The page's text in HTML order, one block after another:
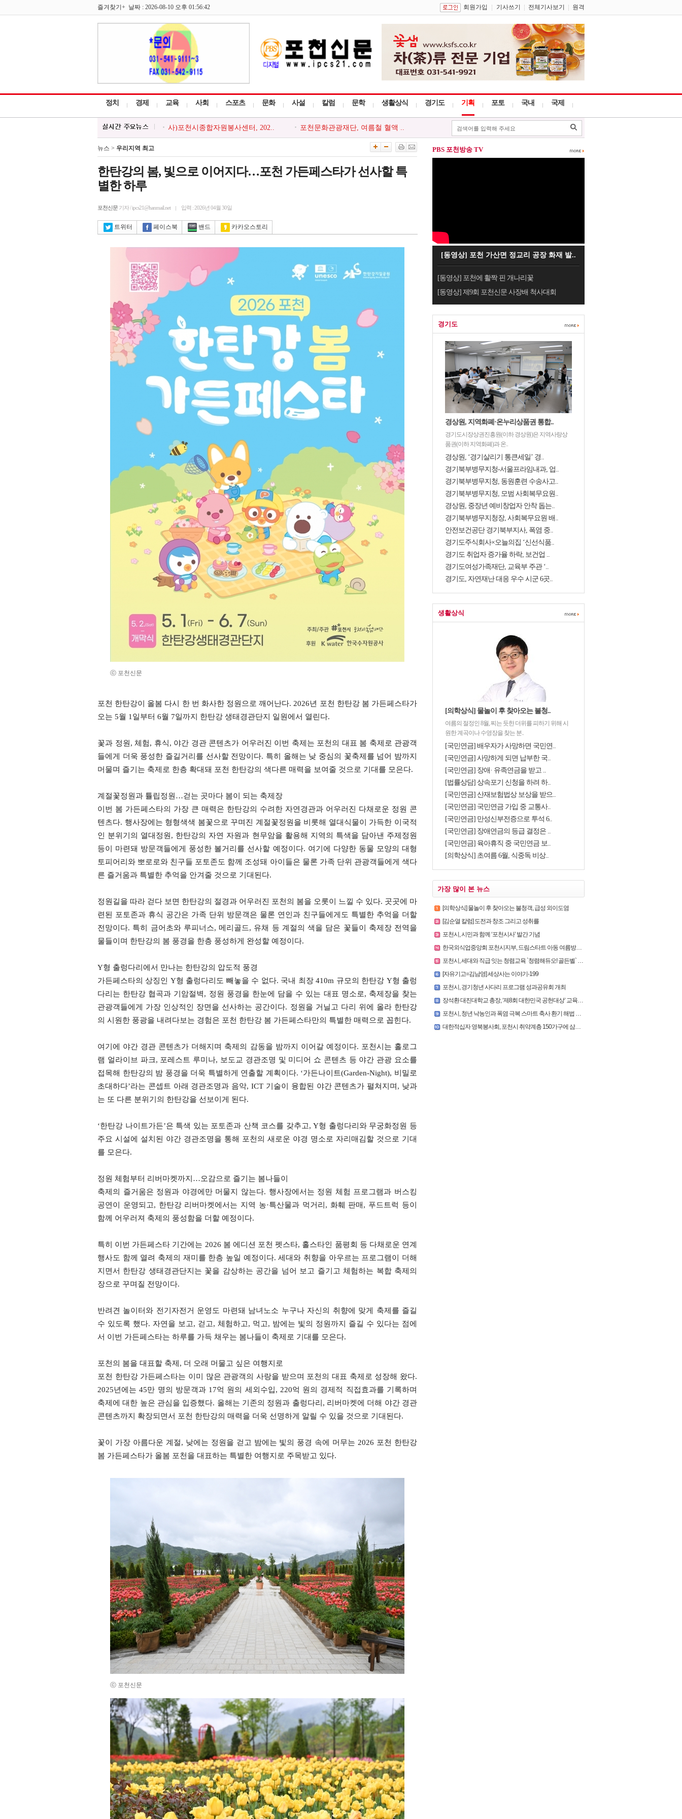
즐겨찾기+ 날짜 : 2026-08-10 오후 01:56:42 회원가입 기사쓰기 전체기사보기 원격
정치 경제 교육 사회 스포츠 문화 사설 칼럼 문학 생활상식 경기도 기획 포토 국내 국제
사)포천시종합자원봉사센터, 202..
포천문화관광재단, 여름철 혈액 ..
포천청소년문화의집 청소년방과..
포천시청소년재단, `2026년 포천..
포천시 우금1리 경로당, 2026년 ..
포천시 이동노동자쉼터, 이륜차 ..
더 큰 행복 포천시가족센터, 다..
더 큰 행복 포천시가족센터, 국..
포천시보건소, ‘찾아가는 경로..
뉴스 > 우리지역 최고
한탄강의 봄, 빛으로 이어지다…포천 가든페스타가 선사할 특
별한 하루
포천신문 기자 / ipcs21@hanmail.net 입력 : 2026년 04월 30일
트위터 페이스북 밴드 카카오스토리
ⓒ 포천신문
포천 한탄강이 올봄 다시 한 번 화사한 정원으로 깨어난다. 2026년 포천 한탄강 봄 가든페스타가
오는 5월 1일부터 6월 7일까지 한탄강 생태경관단지 일원에서 열린다.
꽃과 정원, 체험, 휴식, 야간 경관 콘텐츠가 어우러진 이번 축제는 포천의 대표 봄 축제로 관광객
들에게 더욱 풍성한 즐길거리를 선사할 전망이다. 특히 올해는 낮 중심의 꽃축제를 넘어 밤까지
머물며 즐기는 축제로 한층 확대돼 포천 한탄강의 색다른 매력을 보여줄 것으로 기대를 모은다.
계절꽃정원과 튤립정원…걷는 곳마다 봄이 되는 축제장
이번 봄 가든페스타의 가장 큰 매력은 한탄강의 수려한 자연경관과 어우러진 다채로운 정원 콘
텐츠다. 행사장에는 형형색색 봄꽃으로 꾸며진 계절꽃정원을 비롯해 열대식물이 가득한 이국적
인 분위기의 열대정원, 한탄강의 자연 자원과 현무암을 활용해 지역의 특색을 담아낸 주제정원
등이 마련돼 방문객들에게 풍성한 볼거리를 선사할 예정이다. 여기에 다양한 동물 모양의 대형
토피어리와 뽀로로와 친구들 포토존도 함께 조성돼 아이들은 물론 가족 단위 관광객들에게 색다
른 즐거움과 특별한 추억을 안겨줄 것으로 기대된다.
정원길을 따라 걷다 보면 한탄강의 절경과 어우러진 포천의 봄을 오롯이 느낄 수 있다. 곳곳에 마
련된 포토존과 휴식 공간은 가족 단위 방문객은 물론 연인과 친구들에게도 특별한 추억을 더할
전망이다. 특히 금어초와 루피너스, 메리골드, 유채 등 계절의 색을 담은 꽃들이 축제장 전역을
물들이며 한탄강의 봄 풍경을 한층 풍성하게 완성할 예정이다.
Y형 출렁다리에서 만나는 한탄강의 압도적 풍경
가든페스타의 상징인 Y형 출렁다리도 빼놓을 수 없다. 국내 최장 410m 규모의 한탄강 Y형 출렁
다리는 한탄강 협곡과 기암절벽, 정원 풍경을 한눈에 담을 수 있는 대표 명소로, 축제장을 찾는
관광객들에게 가장 인상적인 장면을 선사하는 공간이다. 정원을 거닐고 다리 위에 올라 한탄강
의 시원한 풍광을 내려다보는 경험은 포천 한탄강 봄 가든페스타만의 특별한 매력으로 꼽힌다.
여기에 야간 경관 콘텐츠가 더해지며 축제의 감동을 밤까지 이어갈 예정이다. 포천시는 홀로그
램 얼라이브 파크, 포레스트 루미나, 보도교 경관조명 및 미디어 쇼 콘텐츠 등 야간 관광 요소를
접목해 한탄강의 밤 풍경을 더욱 특별하게 연출할 계획이다. ‘가든나이트(Garden-Night), 비밀로
초대하다’라는 콘셉트 아래 경관조명과 음악, ICT 기술이 융합된 야간 콘텐츠가 펼쳐지며, 낮과
는 또 다른 분위기의 한탄강을 선보이게 된다.
‘한탄강 나이트가든’은 특색 있는 포토존과 산책 코스를 갖추고, Y형 출렁다리와 무궁화정원 등
주요 시설에 설치된 야간 경관조명을 통해 포천의 새로운 야경 명소로 자리매김할 것으로 기대
를 모은다.
정원 체험부터 리버마켓까지…오감으로 즐기는 봄나들이
축제의 즐거움은 정원과 야경에만 머물지 않는다. 행사장에서는 정원 체험 프로그램과 버스킹
공연이 운영되고, 한탄강 리버마켓에서는 지역 농·특산물과 먹거리, 화훼 판매, 푸드트럭 등이
함께 어우러져 축제의 풍성함을 더할 예정이다.
특히 이번 가든페스타 기간에는 2026 봄 에디션 포천 펫스타, 홀스타인 품평회 등 다채로운 연계
행사도 함께 열려 축제의 재미를 한층 높일 예정이다. 세대와 취향을 아우르는 프로그램이 더해
지면서 한탄강 생태경관단지는 꽃을 감상하는 공간을 넘어 보고 즐기고 체험하는 복합 축제의
장으로 꾸며질 전망이다.
반려견 놀이터와 전기자전거 운영도 마련돼 남녀노소 누구나 자신의 취향에 맞게 축제를 즐길
수 있도록 했다. 자연을 보고, 걷고, 체험하고, 먹고, 밤에는 빛의 정원까지 즐길 수 있다는 점에
서 이번 가든페스타는 하루를 가득 채우는 봄나들이 축제로 기대를 모은다.
포천의 봄을 대표할 축제, 더 오래 머물고 싶은 여행지로
포천 한탄강 가든페스타는 이미 많은 관광객의 사랑을 받으며 포천의 대표 축제로 성장해 왔다.
2025년에는 45만 명의 방문객과 17억 원의 세외수입, 220억 원의 경제적 직접효과를 기록하며
축제에 대한 높은 관심을 입증했다. 올해는 기존의 정원과 출렁다리, 리버마켓에 더해 야간 경관
콘텐츠까지 확장되면서 포천 한탄강의 매력을 더욱 선명하게 알릴 수 있을 것으로 기대된다.
꽃이 가장 아름다운 계절, 낮에는 정원을 걷고 밤에는 빛의 풍경 속에 머무는 2026 포천 한탄강
봄 가든페스타가 올봄 포천을 대표하는 특별한 여행지로 주목받고 있다.
ⓒ 포천신문
PBS 포천방송 TV
[동영상] 포천 가산면 정교리 공장 화재 발..
[동영상] 포천에 활짝 핀 개나리꽃
[동영상] 제9회 포천신문 사장배 척사대회
경기도
경상원, 지역화폐·온누리상품권 통합..
경기도시장상권진흥원(이하 경상원)은 지역사랑상
품권(이하 지역화폐)과 온..
경상원, ‘경기살리기 통큰세일’ 경..
경기북부병무지청-서울프라임내과, 업..
경기북부병무지청, 동원훈련 수송사고..
경기북부병무지청, 모범 사회복무요원..
경상원, 중장년 예비창업자 안착 돕는..
경기북부병무지청장, 사회복무요원 배..
안전보건공단 경기북부지사, 폭염 중..
경기도주식회사×오늘의집 ‘신선식품..
경기도 취업자 증가율 하락, 보건업 ..
경기도여성가족재단, 교육부 주관 ‘..
경기도, 자연재난 대응 우수 시군 6곳..
생활상식
[의학상식] 물놀이 후 찾아오는 불청..
여름의 절정인 8월, 찌는 듯한 더위를 피하기 위해 시
원한 계곡이나 수영장을 찾는 분..
[국민연금] 배우자가 사망하면 국민연..
[국민연금] 사망하게 되면 납부한 국..
[국민연금] 장애· 유족연금을 받고 ..
[법률상담] 상속포기 신청을 하려 하..
[국민연금] 산재보험법상 보상을 받으..
[국민연금] 국민연금 가입 중 교통사..
[국민연금] 만성신부전증으로 투석 6..
[국민연금] 장애연금의 등급 결정은 ..
[국민연금] 육아휴직 중 국민연금 보..
[의학상식] 초여름 6월, 식중독 비상..
가장 많이 본 뉴스
[의학상식] 물놀이 후 찾아오는 불청객, 급성 외이도염
[김순열 칼럼] 도전과 창조 그리고 성취를
포천시, 시민과 함께 ‘포천시사’ 발간 기념
한국외식업중앙회 포천시지부, 드림스타트 아동 여름방학 후원물품 전달
포천시, 세대와 직급 잇는 청렴교육 `청렴해듀오! 골든벨` 개최
[자유기고=김남영] 세상사는 이야기-199
포천시, 경기청년 사다리 프로그램 성과공유회 개최
장석환 대진대학교 총장, ‘제8회 대한민국 공헌대상’ 교육대상 영예
포천시, 청년 낙농인과 폭염 극복 스마트 축사 환기 해법 찾다
대한적십자 영북봉사회, 포천시 취약계층 150가구에 삼계탕 전달